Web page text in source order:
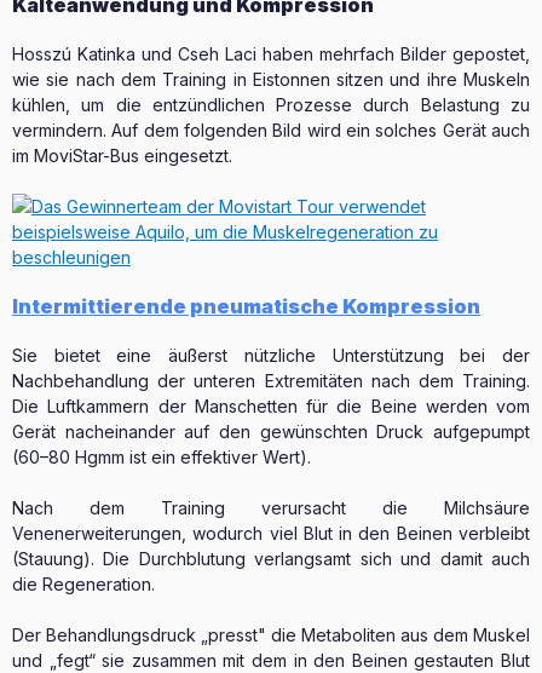
Hosszú Katinka und Cseh Laci haben mehrfach Bilder gepostet,
wie sie nach dem Training in Eistonnen sitzen und ihre Muskeln
kühlen, um die entzündlichen Prozesse durch Belastung zu
vermindern. Auf dem folgenden Bild wird ein solches Gerät auch
im MoviStar-Bus eingesetzt.
Intermittierende pneumatische Kompression
Sie bietet eine äußerst nützliche Unterstützung bei der
Nachbehandlung der unteren Extremitäten nach dem Training.
Die Luftkammern der Manschetten für die Beine werden vom
Gerät nacheinander auf den gewünschten Druck aufgepumpt
(60–80 Hgmm ist ein effektiver Wert).
Nach dem Training verursacht die Milchsäure
Venenerweiterungen, wodurch viel Blut in den Beinen verbleibt
(Stauung). Die Durchblutung verlangsamt sich und damit auch
die Regeneration.
Der Behandlungsdruck „presst" die Metaboliten aus dem Muskel
und „fegt“ sie zusammen mit dem in den Beinen gestauten Blut